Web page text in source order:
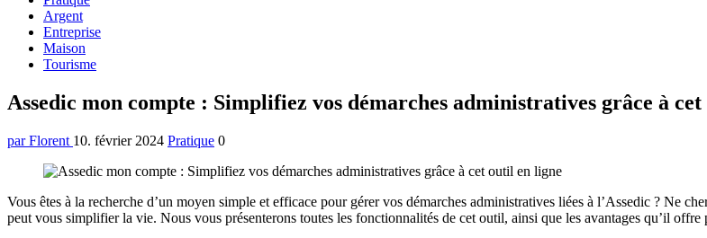
Argent
Entreprise
Maison
Tourisme
Menu
Assedic mon compte : Simplifiez vos démarches administratives grâce à
par Florent 10. février 2024 Pratique 0
Vous êtes à la recherche d’un moyen simple et efficace pour gérer vos démarches administratives liées à l’Assedic ? Ne
peut vous simplifier la vie. Nous vous présenterons toutes les fonctionnalités de cet outil, ainsi que les avantages qu’il